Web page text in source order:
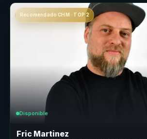
Recomendado CHM · TOP 2
Disponible
Fric Martinez